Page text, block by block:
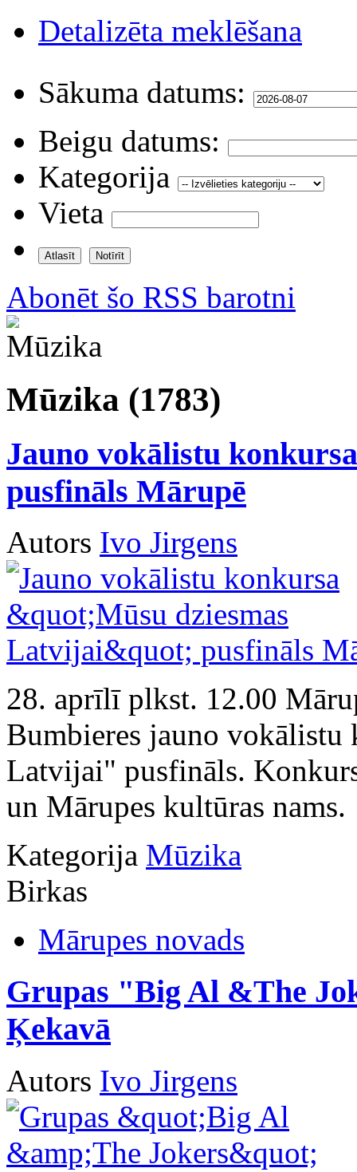
Detalizēta meklēšana
Sākuma datums:
Beigu datums:
Kategorija
Vieta
Abonēt šo RSS barotni
Mūzika (1783)
Jauno vokālistu
pusfināls Mārupē
Autors Ivo Jirgens
28. aprīlī plkst. 12.00
Bumbieres jauno vokālistu
Latvijai" pusfināls.
un Mārupes kultūras nams.
Kategorija Mūzika
Birkas
Mārupes novads
Grupas "Big Al &The
Ķekavā
Autors Ivo Jirgens